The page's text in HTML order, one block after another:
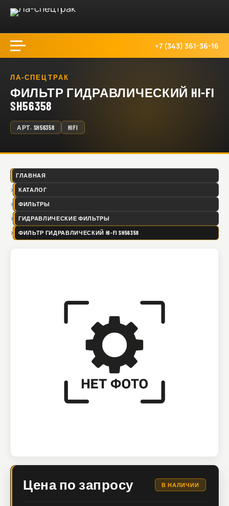
+7 (343) 361-36-16
ЛА-СПЕЦТРАК
ФИЛЬТР ГИДРАВЛИЧЕСКИЙ HI-FI
SH56358
АРТ. SH56358 HIFI
ГЛАВНАЯ
КАТАЛОГ
ФИЛЬТРЫ
ГИДРАВЛИЧЕСКИЕ ФИЛЬТРЫ
ФИЛЬТР ГИДРАВЛИЧЕСКИЙ HI-FI SH56358
Цена по запросу В НАЛИЧИИ